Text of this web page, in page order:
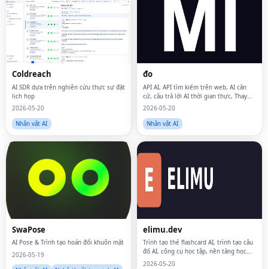
Coldreach
AI SDR dựa trên nghiên cứu thực sự đặt
lịch họp
2026-05-20
Nhân vật AI
đo
API AI, API tìm kiếm trên web, AI căn
cứ, câu trả lời AI thời gian thực, Thay
thế bối rối, API tìm kiếm, tìm kiếm AI,
LLM dựa trên web, API câu trả lời
2026-05-20
Nhân vật AI
SwaPose
AI Pose & Trình tạo hoán đổi khuôn mặt
2026-05-19
elimu.dev
Trình tạo thẻ flashcard AI, trình tạo câu
đố AI, công cụ học tập, nền tảng học
tập trực tuyến, ứng dụng học tập,
2026-05-20